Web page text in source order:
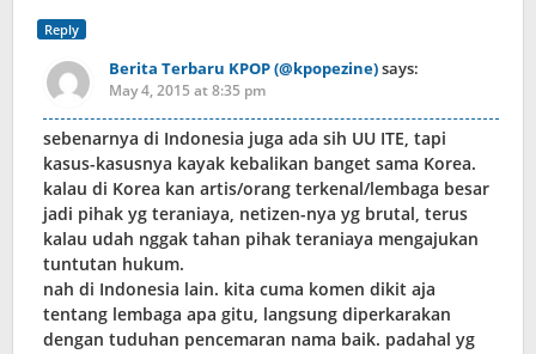
Reply
Berita Terbaru KPOP (@kpopezine)says:
May 4, 2015 at 8:35 pm
sebenarnya di Indonesia juga ada sih UU ITE, tapi
kasus-kasusnya kayak kebalikan banget sama Korea.
kalau di Korea kan artis/orang terkenal/lembaga besar
jadi pihak yg teraniaya, netizen-nya yg brutal, terus
kalau udah nggak tahan pihak teraniaya mengajukan
tuntutan hukum.
nah di Indonesia lain. kita cuma komen dikit aja
tentang lembaga apa gitu, langsung diperkarakan
dengan tuduhan pencemaran nama baik. padahal yg